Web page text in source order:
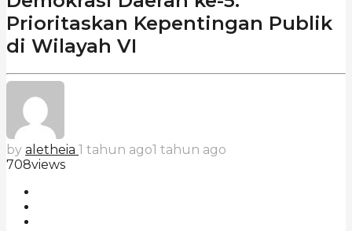
Prioritaskan Kepentingan Publik
di Wilayah VI
by aletheia 1 tahun ago1 tahun ago
708views